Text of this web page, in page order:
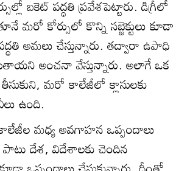
బకెట్‌ పద్ధతి ప్రవేశపెట్టారు. డిగ్రీలో
మరో కోర్సులో కొన్ని సబ్జెక్టులు కూడా
అమలు చేస్తున్నారు. తద్వారా ఉపాధి
అంచనా వేస్తున్నారు. అలాగే ఒక
మరో కాలేజీలో క్లాసులకు
ఉంది.
మధ్య అవగాహన ఒప్పందాలు
దేశ, విదేశాలకు చెందిన